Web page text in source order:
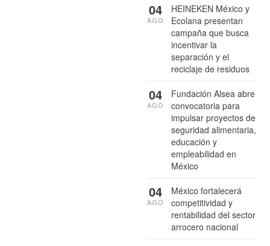
HEINEKEN México y
Ecolana presentan
campaña que busca
incentivar la
separación y el
reciclaje de residuos
04
AGO
Fundación Alsea abre
convocatoria para
impulsar proyectos de
seguridad alimentaria,
educación y
empleabilidad en
México
04
AGO
México fortalecerá
competitividad y
rentabilidad del sector
arrocero nacional
04
AGO